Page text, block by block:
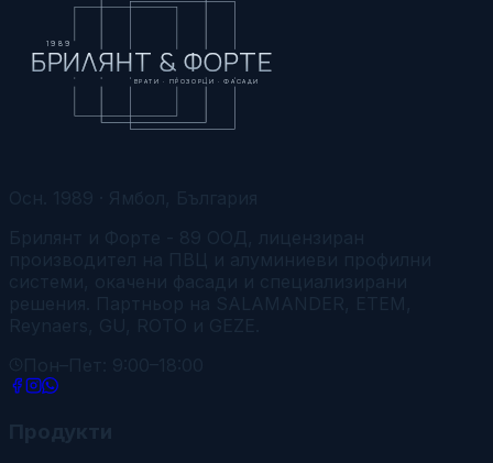
1989
БРИЛЯНТ & ФОРТЕ
ВРАТИ · ПРОЗОРЦИ · ФАСАДИ